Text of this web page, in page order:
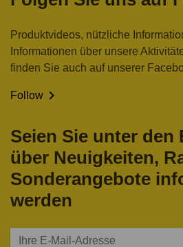
Produktvideos, nützliche
Informationen über unsere
finden Sie auch auf unserer
Follow 
Seien Sie unter den
über Neuigkeiten,
Sonderangebote
werden